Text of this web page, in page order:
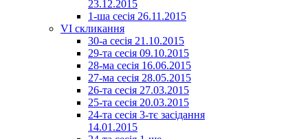
23.12.2015
1-ша сесія 26.11.2015
VI скликання
30-а сесія 21.10.2015
29-та сесія 09.10.2015
28-ма сесія 16.06.2015
27-ма сесія 28.05.2015
26-та сесія 27.03.2015
25-та сесія 20.03.2015
24-та сесія 3-тє засідання
14.01.2015